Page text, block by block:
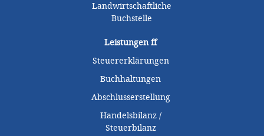
Landwirtschaftliche
Buchstelle
Leistungenff
Steuererklärungen
Buchhaltungen
Abschlusserstellung
Handelsbilanz /
Steuerbilanz